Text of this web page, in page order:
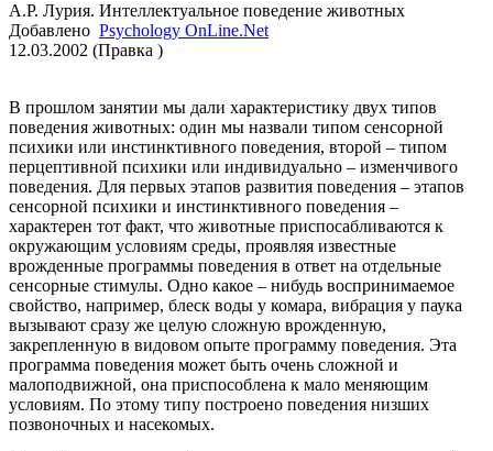
А.Р. Лурия. Интеллектуальное поведение животных
Добавлено Psychology OnLine.Net
12.03.2002 (Правка )
В прошлом занятии мы дали характеристику двух типов
поведения животных: один мы назвали типом сенсорной
психики или инстинктивного поведения, второй – типом
перцептивной психики или индивидуально – изменчивого
поведения. Для первых этапов развития поведения – этапов
сенсорной психики и инстинктивного поведения –
характерен тот факт, что животные приспосабливаются к
окружающим условиям среды, проявляя известные
врожденные программы поведения в ответ на отдельные
сенсорные стимулы. Одно какое – нибудь воспринимаемое
свойство, например, блеск воды у комара, вибрация у паука
вызывают сразу же целую сложную врожденную,
закрепленную в видовом опыте программу поведения. Эта
программа поведения может быть очень сложной и
малоподвижной, она приспособлена к мало меняющим
условиям. По этому типу построено поведения низших
позвоночных и насекомых.